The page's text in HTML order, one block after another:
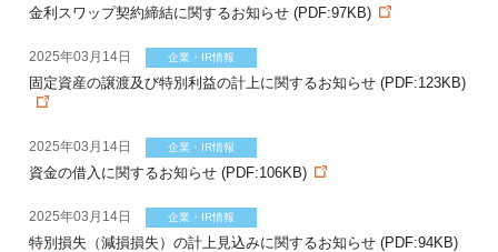
金利スワップ契約締結に関するお知らせ (PDF:97KB)
2025年03月14日 企業・IR情報
固定資産の譲渡及び特別利益の計上に関するお知らせ (PDF:123KB)
2025年03月14日 企業・IR情報
資金の借入に関するお知らせ (PDF:106KB)
2025年03月14日 企業・IR情報
特別損失（減損損失）の計上見込みに関するお知らせ (PDF:94KB)